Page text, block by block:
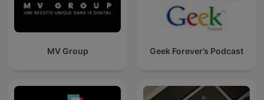
MV Group Geek Forever’s Podcast